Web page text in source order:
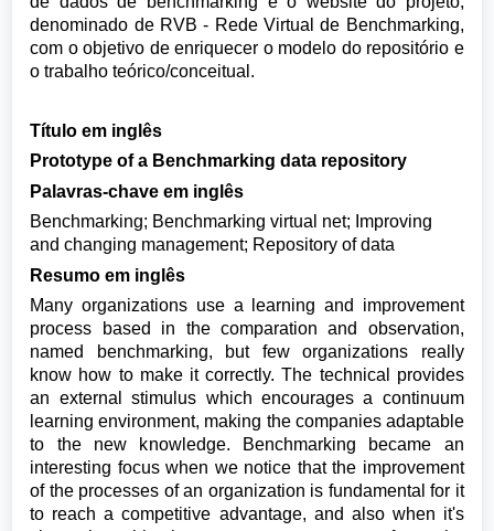
denominado de RVB - Rede Virtual de Benchmarking,
com o objetivo de enriquecer o modelo do repositório e
o trabalho teórico/conceitual.
Título em inglês
Prototype of a Benchmarking data repository
Palavras-chave em inglês
Benchmarking; Benchmarking virtual net; Improving
and changing management; Repository of data
Resumo em inglês
Many organizations use a learning and improvement
process based in the comparation and observation,
named benchmarking, but few organizations really
know how to make it correctly. The technical provides
an external stimulus which encourages a continuum
learning environment, making the companies adaptable
to the new knowledge. Benchmarking became an
interesting focus when we notice that the improvement
of the processes of an organization is fundamental for it
to reach a competitive advantage, and also when it's